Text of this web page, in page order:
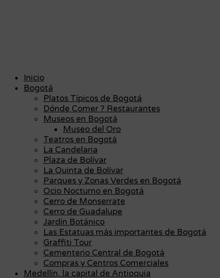
Inicio
Bogotá
Platos Típicos de Bogotá
Dónde Comer ? Restaurantes
Museos en Bogotá
Museo del Oro
Teatros en Bogotá
La Candelaria
Plaza de Bolívar
La Quinta de Bolívar
Parques y Zonas Verdes en Bogotá
Ocio Nocturno en Bogotá
Cerro de Monserrate
Cerro de Guadalupe
Jardín Botánico
Las Estatuas más importantes de Bogotá
Graffiti Tour
Cementerio Central de Bogotá
Compras y Centros Comerciales
Medellín, la capital de Antioquia